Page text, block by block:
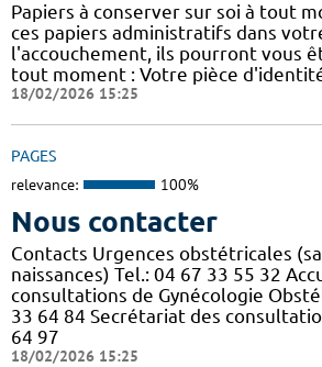
Papiers à conserver sur soi à tout
ces papiers administratifs dans
l'accouchement, ils pourront vous
tout moment : Votre pièce
18/02/2026 15:25
PAGES
relevance: 100%
Nous contacter
Contacts Urgences obstétricales
naissances) Tel.: 04 67 33 55 32
consultations de Gynécologie
33 64 84 Secrétariat des
64 97
18/02/2026 15:25